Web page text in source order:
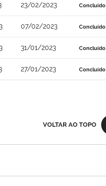
23/02/2023 Concluído
07/02/2023 Concluído
31/01/2023 Concluído
27/01/2023 Concluído
VOLTAR AO TOPO